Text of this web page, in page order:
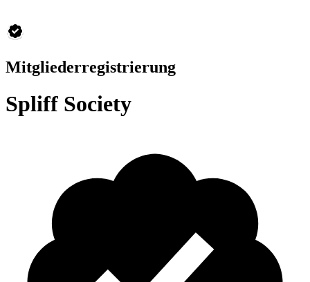
Mitgliederregistrierung
Spliff Society